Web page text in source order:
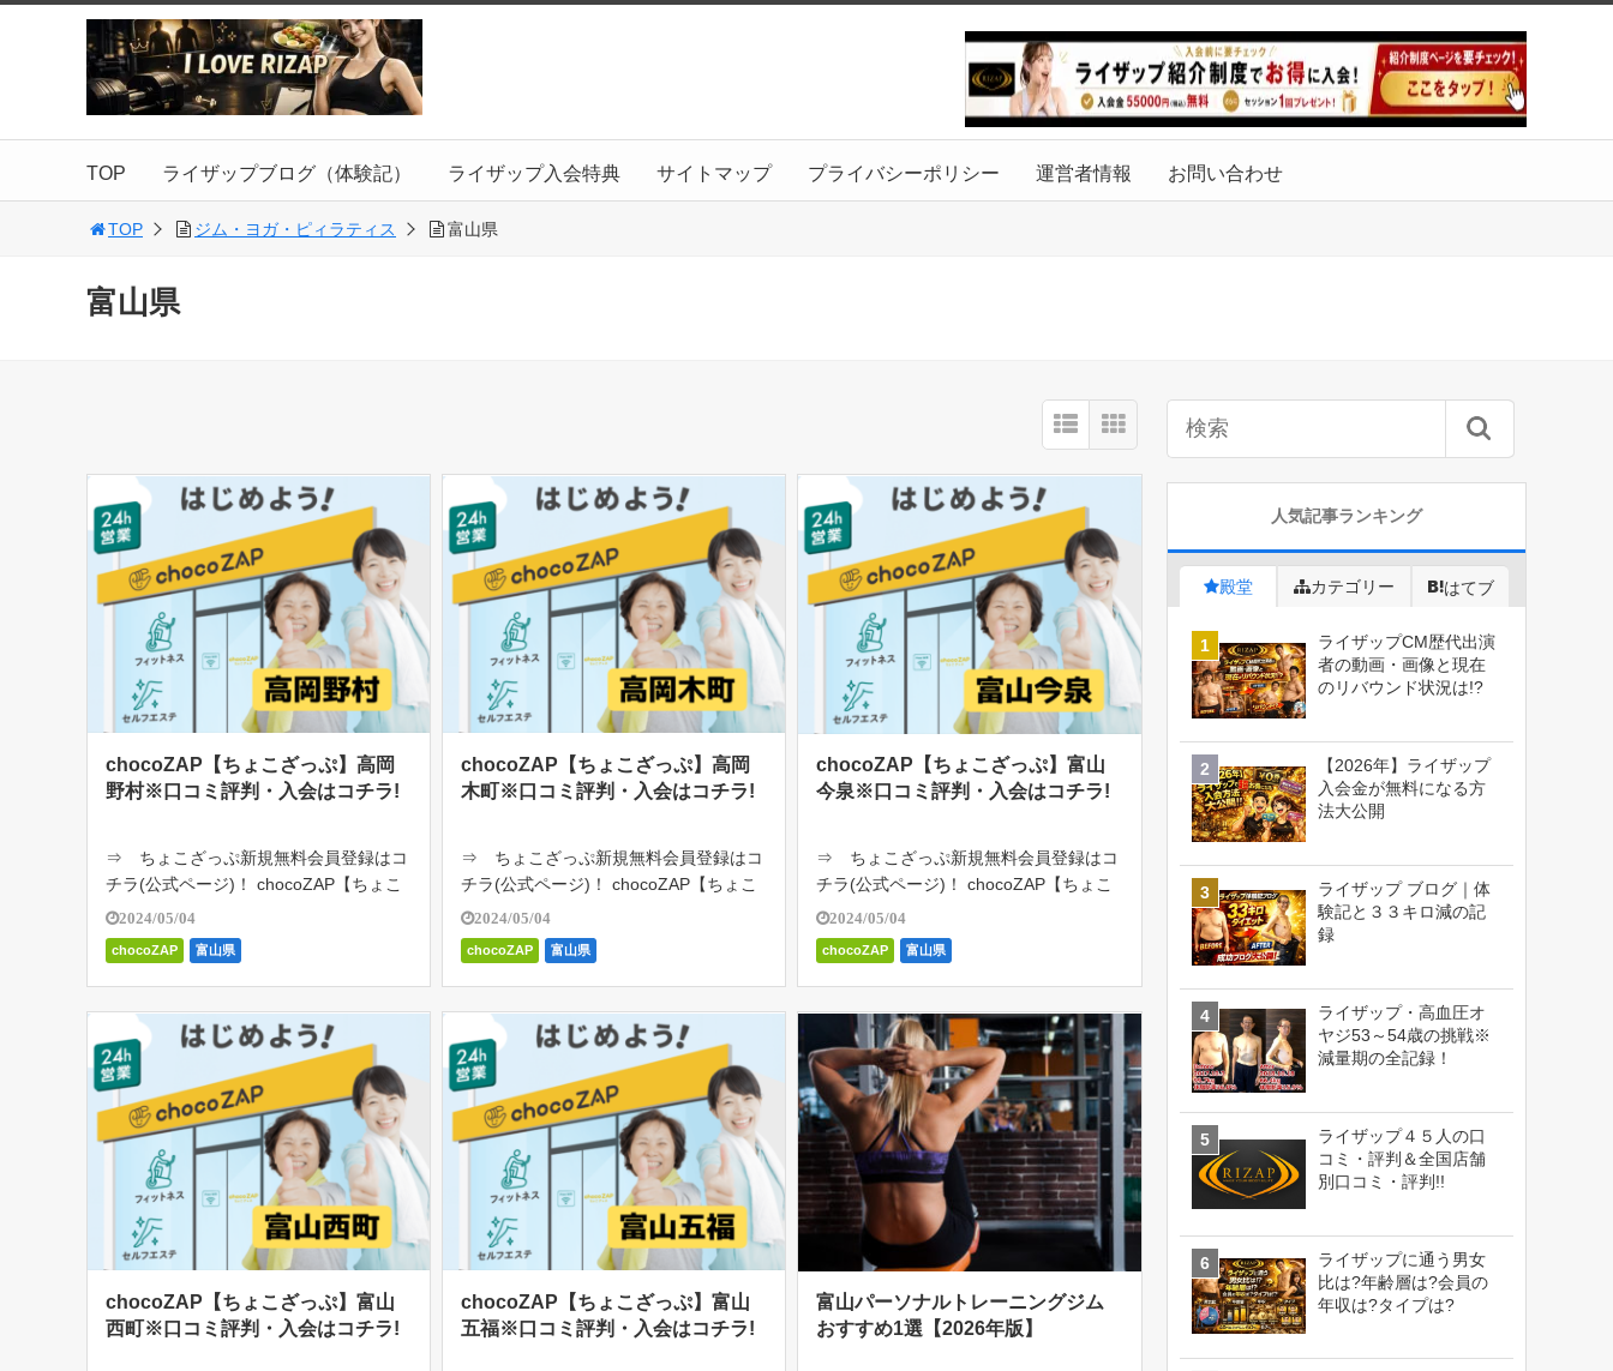
TOP ライザップブログ（体験記） ライザップ入会特典 サイトマップ プライバシーポリシー 運営者情報 お問い合わせ
TOP ジム・ヨガ・ピィラティス 富山県
富山県
chocoZAP【ちょこざっぷ】高岡
野村※口コミ評判・入会はコチラ!
⇒ ちょこざっぷ新規無料会員登録はコ
チラ(公式ページ)！ chocoZAP【ちょこ
ざっぷ】高岡野村は、RIZAP監修の24時
間ジム。月額2980円（税込み3278円）
で通い放題。初心者向けのジム。1日た
った5分の「ちょい […]
2024/05/04
chocoZAP 富山県
chocoZAP【ちょこざっぷ】高岡
木町※口コミ評判・入会はコチラ!
⇒ ちょこざっぷ新規無料会員登録はコ
チラ(公式ページ)！ chocoZAP【ちょこ
ざっぷ】高岡木町は、RIZAP監修の24時
間ジム。月額2980円（税込み3278円）
で通い放題。初心者向けのジム。1日た
った5分の「ちょい […]
2024/05/04
chocoZAP 富山県
chocoZAP【ちょこざっぷ】富山
今泉※口コミ評判・入会はコチラ!
⇒ ちょこざっぷ新規無料会員登録はコ
チラ(公式ページ)！ chocoZAP【ちょこ
ざっぷ】富山今泉は、RIZAP監修の24時
間ジム。月額2980円（税込み3278円）
で通い放題。初心者向けのジム。1日た
った5分の「ちょい […]
2024/05/04
chocoZAP 富山県
chocoZAP【ちょこざっぷ】富山
西町※口コミ評判・入会はコチラ!
chocoZAP【ちょこざっぷ】富山
五福※口コミ評判・入会はコチラ!
富山パーソナルトレーニングジム
おすすめ1選【2026年版】
人気記事ランキング
殿堂 カテゴリー はてブ
ライザップCM歴代出演
者の動画・画像と現在
のリバウンド状況は!?
【2026年】ライザップ
入会金が無料になる方
法大公開
ライザップ ブログ｜体
験記と３３キロ減の記
録
ライザップ・高血圧オ
ヤジ53～54歳の挑戦※
減量期の全記録！
ライザップ４５人の口
コミ・評判＆全国店舗
別口コミ・評判!!
ライザップに通う男女
比は?年齢層は?会員の
年収は?タイプは?